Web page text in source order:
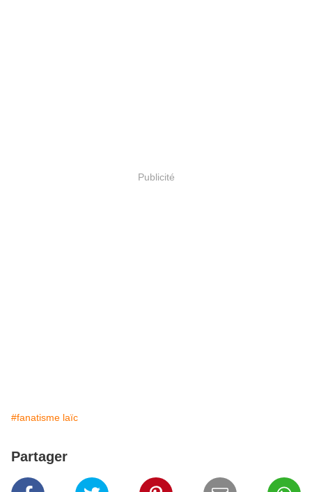
Publicité
#fanatisme laïc
Partager